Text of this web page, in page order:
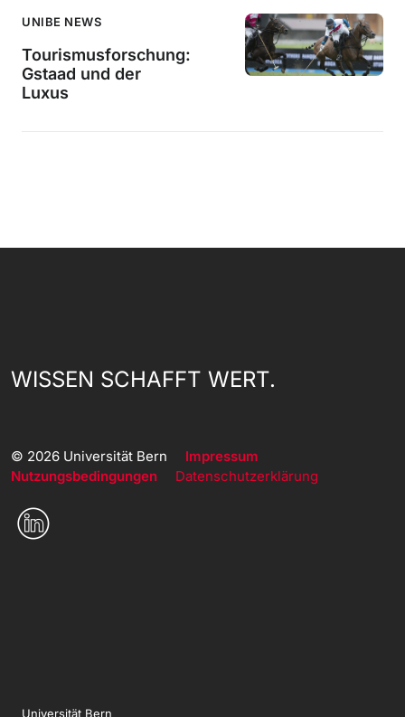
UNIBE NEWS
Tourismusforschung:
Gstaad und der
Luxus
WISSEN SCHAFFT WERT.
© 2026 Universität Bern Impressum
Nutzungsbedingungen
Datenschutzerklärung
Universität Bern